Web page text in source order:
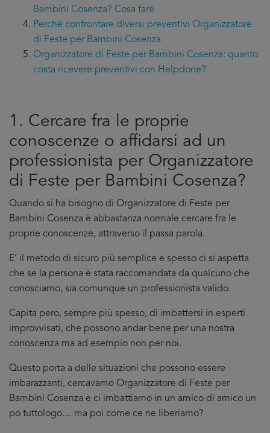
Bambini Cosenza? Cosa fare
Perché confrontare diversi preventivi Organizzatore
di Feste per Bambini Cosenza
Organizzatore di Feste per Bambini Cosenza: quanto
costa ricevere preventivi con Helpdone?
1. Cercare fra le proprie
conoscenze o affidarsi ad un
professionista per Organizzatore
di Feste per Bambini Cosenza?
Quando si ha bisogno di Organizzatore di Feste per
Bambini Cosenza è abbastanza normale cercare fra le
proprie conoscenze, attraverso il passa parola.
E’ il metodo di sicuro più semplice e spesso ci si aspetta
che se la persona è stata raccomandata da qualcuno che
conosciamo, sia comunque un professionista valido.
Capita pero, sempre più spesso, di imbattersi in esperti
improvvisati, che possono andar bene per una nostra
conoscenza ma ad esempio non per noi.
Questo porta a delle situazioni che possono essere
imbarazzanti, cercavamo Organizzatore di Feste per
Bambini Cosenza e ci imbattiamo in un amico di amico un
po tuttologo.... ma poi come ce ne liberiamo?